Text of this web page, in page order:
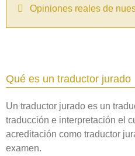
Opiniones reales de
Qué es un traductor jurado
Un traductor jurado es un
traducción e interpretación el
acreditación como traductor
examen.